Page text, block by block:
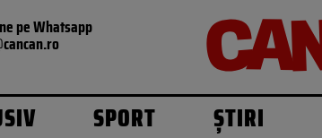
pe Whatsapp
SPORT ȘTIRI